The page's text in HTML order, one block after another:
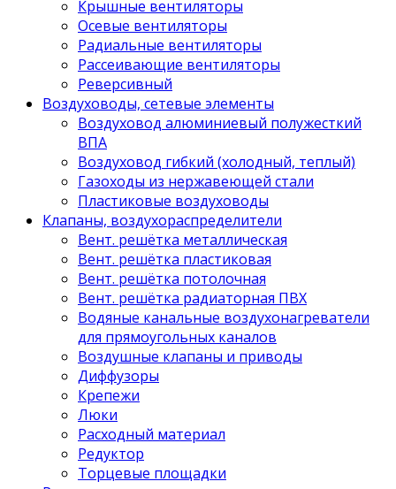
Крышные вентиляторы
Осевые вентиляторы
Радиальные вентиляторы
Рассеивающие вентиляторы
Реверсивный
Воздуховоды, сетевые элементы
Воздуховод алюминиевый полужесткий
ВПА
Воздуховод гибкий (холодный, теплый)
Газоходы из нержавеющей стали
Пластиковые воздуховоды
Клапаны, воздухораспределители
Вент. решётка металлическая
Вент. решётка пластиковая
Вент. решётка потолочная
Вент. решётка радиаторная ПВХ
Водяные канальные воздухонагреватели
для прямоугольных каналов
Воздушные клапаны и приводы
Диффузоры
Крепежи
Люки
Расходный материал
Редуктор
Торцевые площадки